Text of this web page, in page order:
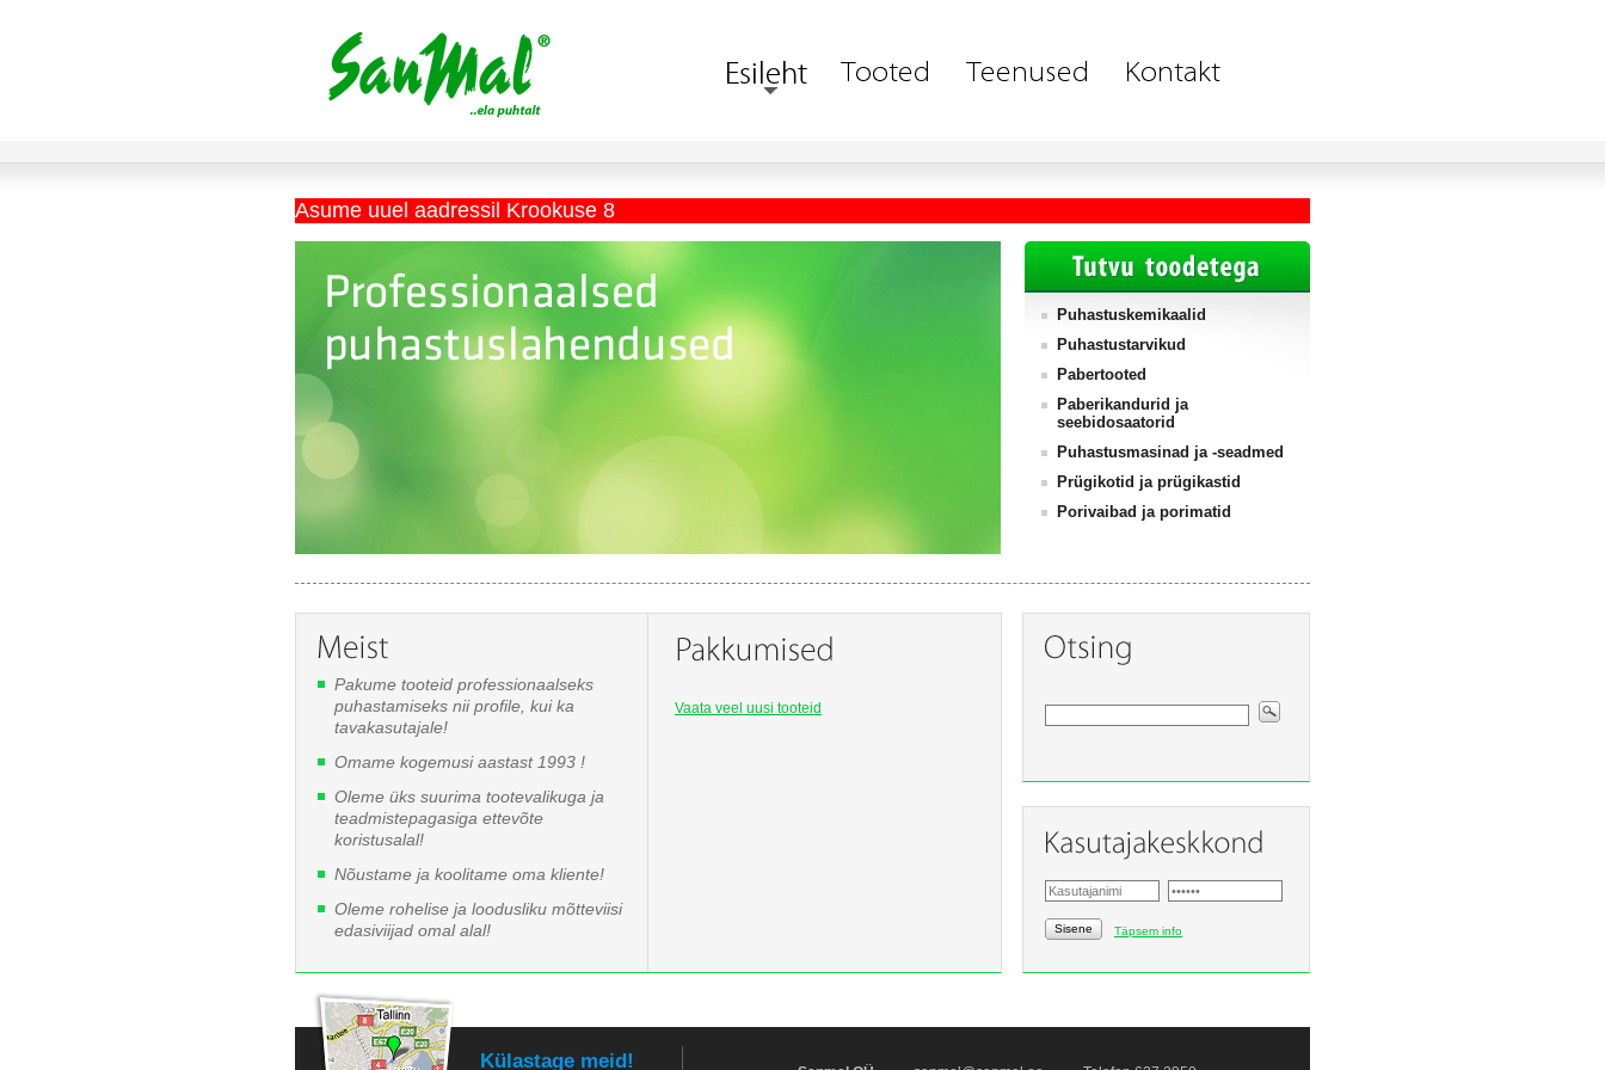
Asume uuel aadressil Krookuse 8
Puhastuskemikaalid
Puhastustarvikud
Pabertooted
Paberikandurid ja
seebidosaatorid
Puhastusmasinad ja -seadmed
Prügikotid ja prügikastid
Porivaibad ja porimatid
Sisene Täpsem info
Vaata veel uusi tooteid
Pakume tooteid professionaalseks
puhastamiseks nii profile, kui ka
tavakasutajale!
Omame kogemusi aastast 1993 !
Oleme üks suurima tootevalikuga ja
teadmistepagasiga ettevõte
koristusalal!
Nõustame ja koolitame oma kliente!
Oleme rohelise ja loodusliku mõtteviisi
edasiviijad omal alal!
Külastage meid!